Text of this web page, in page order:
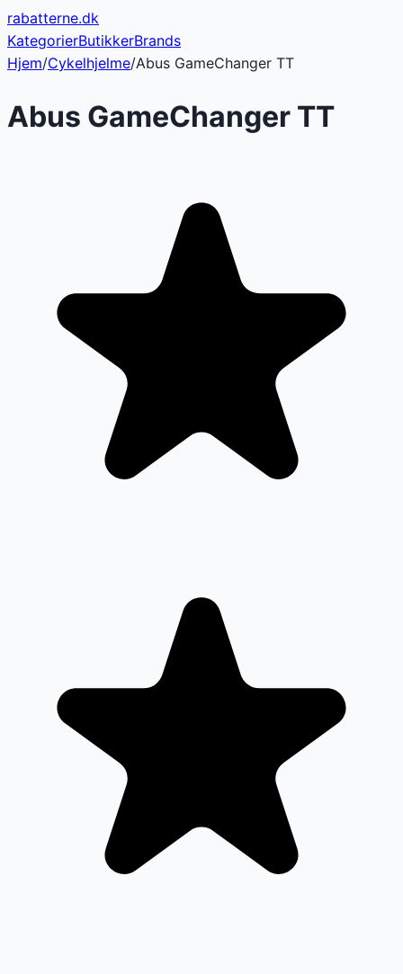
rabatterne.dk
KategorierButikkerBrands
Hjem/Cykelhjelme/Abus GameChanger TT
Abus GameChanger TT